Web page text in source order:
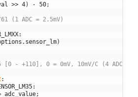
>> 4) - 50;
(1 ADC = 2.5mV)
:
. sensor_lm)
[0 - +110], 0 = 0mV, 10mV/C (4 ADC/C)
:
:
adc_value;